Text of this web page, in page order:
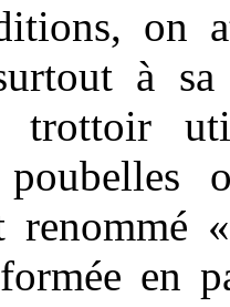
on
à
trottoir
poubelles
en